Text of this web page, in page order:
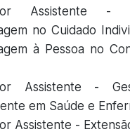
Assistente -
no Cuidado
à Pessoa no
Assistente -
em Saúde e
Assistente -